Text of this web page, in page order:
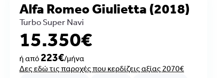
Alfa Romeo Giulietta (2018)
Turbo Super Navi
15.350€
ή από223€/μήνα
Δες εδώ τις παροχές που κερδίζεις αξίας 2070€